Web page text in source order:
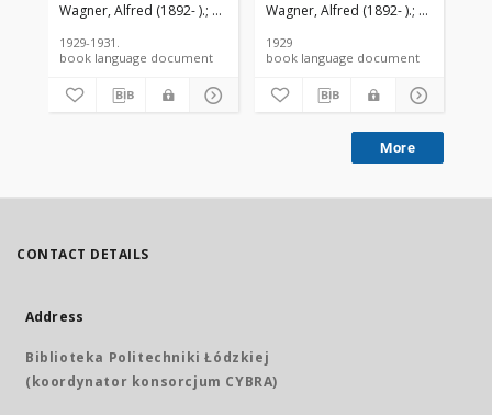
Oxyaldehyde mit
Seitenkette,
zweiwertige
aromatischer
Oxyaldehyde mit
Wagner, Alfred (1892- ). Elze, F. Burger, Alfons M.
1929-1931.
book language document
aliphatischen Reihe
Wagner, Alfred (1892- ). Elze, F.
1929
book language document
More
CONTACT DETAILS
Address
Biblioteka Politechniki Łódzkiej
(koordynator konsorcjum CYBRA)